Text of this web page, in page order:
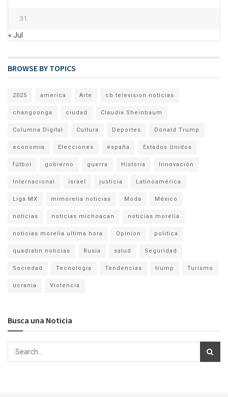
31
« Jul
BROWSE BY TOPICS
2025 america Arte cb television noticias
changoonga ciudad Claudia Sheinbaum
Columna Digital Cultura Deportes Donald Trump
economia Elecciones españa Estados Unidos
fútbol gobierno guerra Historia Innovación
Internacional israel justicia Latinoamérica
Liga MX mimorelia noticias Moda México
noticias noticias michoacan noticias morelia
noticias morelia ultima hora Opinion politica
quadratin noticias Rusia salud Seguridad
Sociedad Tecnología Tendencias trump Turismo
ucrania Violencia
Busca una Noticia